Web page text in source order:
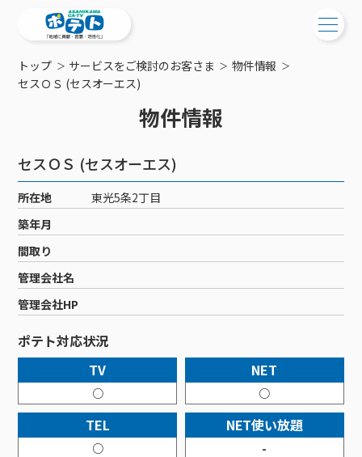
ご検討中の方
工事・配線について
新居をご検討中の方へ
ポテトを導入している集合住宅
物件情報
特典・キャンペーン
おトクな割引サービス
ご加入中の方
ご加入中のサービス確認・変更
WEBメール
サポートサービス
サポートサービストップ
リモートコール
回線速度測定
接続・設定⽅法
訪問サポート＆サポートパックサービス料⾦表
新着情報
メンテナンス・障害情報
ポテトからのプレゼント
イベントカレンダー
講座のご案内
サービス案内
サービス案内
ケーブルテレビ
ケーブルテレビトップ
チャンネル紹介
料⾦プラン
NHK衛星受信料団体⼀括⽀払
機器⼀覧
インターネット
インターネットトップ
料⾦プラン
Wi-Fiサービス
ポテトホーム防犯カメラ
オプションサービス
インターネットギガシェアプラン
固定電話
固定電話トップ
基本料⾦・通話料⾦
オプションサービス
auスマートバリュー
auまとめトーク
ポテトスマートフォントップ
料⾦プラン
機種⼀覧
オプションサービス
でんき
でんきトップ
ポラリンでんき×ポテト
ポテトでんき
暮らしを快適にするサービス
暮らしを快適にするサービストップ
ポテトライフメール
コミチャン
お困りの方はこちら
会社案内
メンテナンス
障害情報
トップ サービスをご検討のお客さま
物件情報
セスＯＳ (セスオーエス)
物件情報
セスＯＳ (セスオーエス)
所在地
東光5条2丁目
築年月
間取り
管理会社名
管理会社HP
ポテト対応状況
TV
○
NET
○
TEL
○
NET使い放題
-